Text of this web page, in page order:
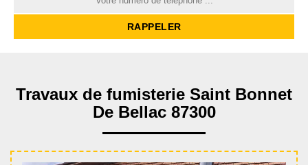
Travaux de fumisterie Saint Bonnet
De Bellac 87300